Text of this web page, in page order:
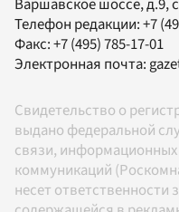
Варшавское шоссе, д.9,
Телефон редакции:+7
Факс:+7 (495) 785-17-01
Электронная почта:
Свидетельство о
выдано федеральной
связи,
коммуникаций
несет